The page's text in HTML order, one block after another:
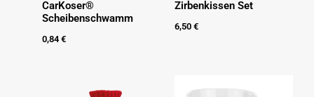
CarKoser®
Scheibenschwamm
0,84€
Zirbenkissen Set
6,50 €